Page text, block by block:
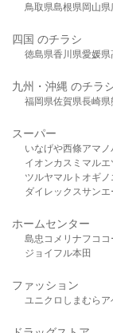
鳥取県島根県岡山県
四国 のチラシ
徳島県香川県愛媛県
九州・沖縄 のチラ
福岡県佐賀県長崎県
スーパー
いなげや西條アマ
イオンカスミ マルエ
ツルヤマルト オギノ
ダイレックスサンエ
ホームセンター
島忠 コメリ ナフコ
ジョイフル本田
ファッション
ユニクロ しまむら